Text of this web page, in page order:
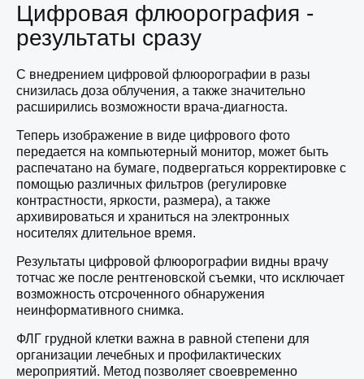
Цифровая флюорография -
результаты сразу
С внедрением цифровой флюорографии в разы
снизилась доза облучения, а также значительно
расширились возможности врача-диагноста.
Теперь изображение в виде цифрового фото
передается на компьютерный монитор, может быть
распечатано на бумаге, подвергаться корректировке с
помощью различных фильтров (регулировке
контрастности, яркости, размера), а также
архивироваться и храниться на электронных
носителях длительное время.
Результаты цифровой флюорографии видны врачу
тотчас же после рентгеновской съемки, что исключает
возможность отсроченного обнаружения
неинформативного снимка.
ФЛГ грудной клетки важна в равной степени для
организации лечебных и профилактических
мероприятий. Метод позволяет своевременно